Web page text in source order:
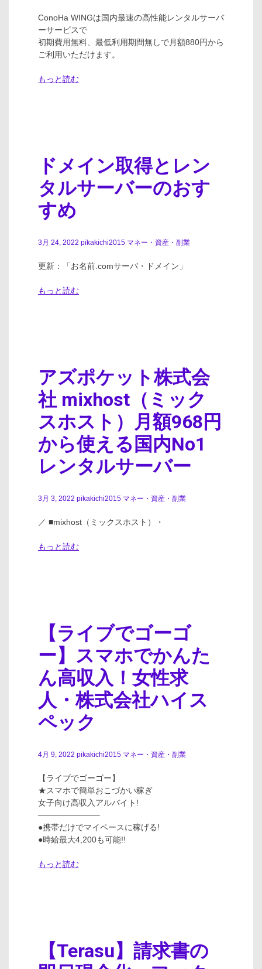
ConoHa WINGは国内最速の高性能レンタルサーバ
ーサービスで
初期費用無料、最低利用期間無しで月額880円から
ご利用いただけます。
もっと読む
ドメイン取得とレン
タルサーバーのおす
すめ
3月 24, 2022 pikakichi2015 マネー・資産・副業
更新：「お名前.comサーバ・ドメイン」
もっと読む
アズポケット株式会
社 mixhost（ミック
スホスト）月額968円
から使える国内No1
レンタルサーバー
3月 3, 2022 pikakichi2015 マネー・資産・副業
／ ■mixhost（ミックスホスト）・
もっと読む
【ライブでゴーゴ
ー】スマホでかんた
ん高収入！女性求
人・株式会社ハイス
ペック
4月 9, 2022 pikakichi2015 マネー・資産・副業
【ライブでゴーゴー】
★スマホで簡単おこづかい稼ぎ
女子向け高収入アルバイト!
———————–
●携帯だけでマイペースに稼げる!
●時給最大4,200も可能!!
もっと読む
【Terasu】請求書の